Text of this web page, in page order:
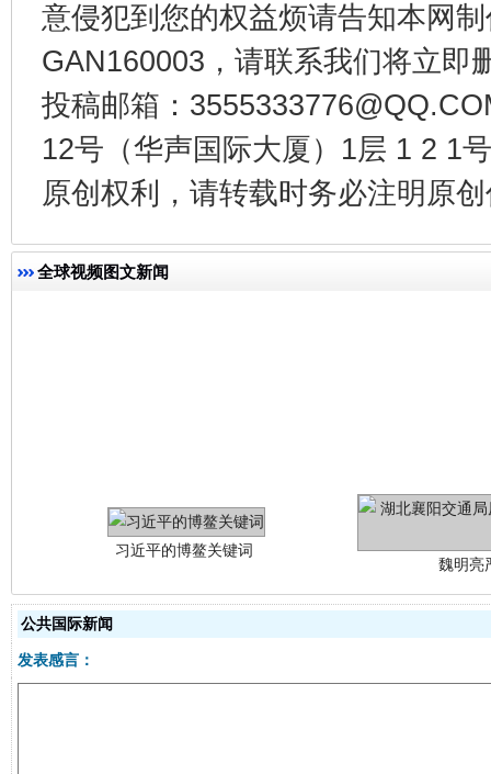
意侵犯到您的权益烦请告知本网
GAN160003，请联系我们将立即
投稿邮箱：
12号（华声国际大厦）1层 1 2 1
原创权利，请转载时务必注明原
全球视频图文新闻
在谋一域中谋全局
公共国际新闻
发表感言：